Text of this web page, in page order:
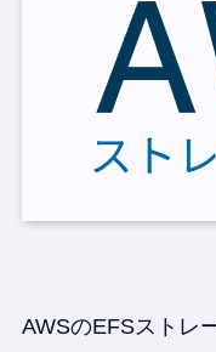
AWSのEFSストレ